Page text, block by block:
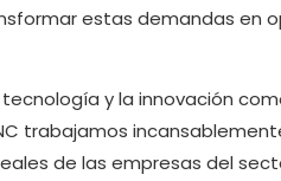
estas demandas en
y la innovación
trabajamos
de las empresas del